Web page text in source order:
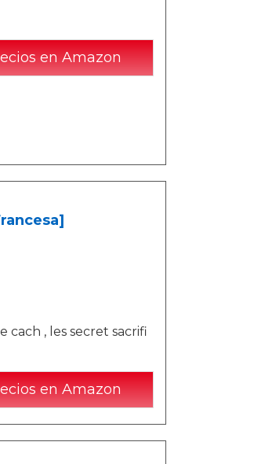
en Amazon
cach , les secret sacrifi
en Amazon